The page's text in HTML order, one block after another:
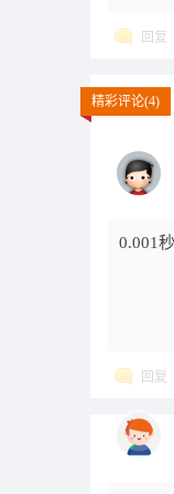
回复
精彩评论(4)
0.001秒
回复